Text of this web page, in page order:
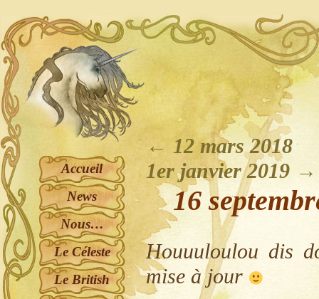
←12 mars 2018
1er janvier 2019 →
16
Houuuloulou dis
mise à jour
Accueil
News
Nous…
Le Céleste
Le British